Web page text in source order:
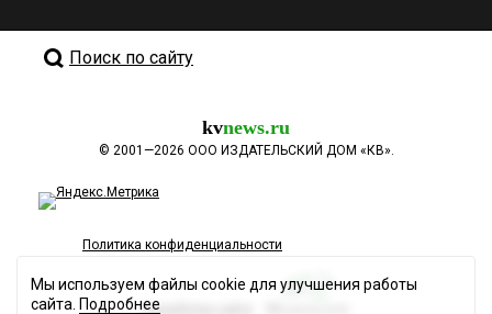
Поиск по сайту
kvnews.ru
© 2001—2026 ООО ИЗДАТЕЛЬСКИЙ ДОМ «КВ».
Политика конфиденциальности
Разработка сайта
Мы используем файлы cookie для улучшения работы
сайта. Подробнее